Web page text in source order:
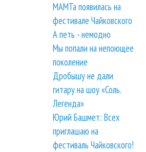
МАМТа появилась на
фестивале Чайковского
А петь - немодно
Мы попали на непоющее
поколение
Дробышу не дали
гитару на шоу «Соль.
Легенда»
Юрий Башмет: Всех
приглашаю на
фестиваль Чайковского!